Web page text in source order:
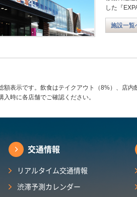
した『
施設一覧
表示です。飲食はテイクアウト（8%）、店
時に各店舗でご確認ください。
交通情報
リアルタイム交通情報
渋滞予測カレンダー